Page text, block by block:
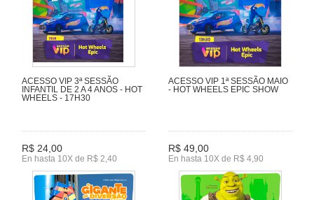
ACESSO VIP 3ª SESSÃO
INFANTIL DE 2 A 4 ANOS - HOT
WHEELS - 17H30
R$ 24,00
En hasta 10X de R$ 2,40
ACESSO VIP 1ª SESSÃO MAIO
- HOT WHEELS EPIC SHOW
R$ 49,00
En hasta 10X de R$ 4,90